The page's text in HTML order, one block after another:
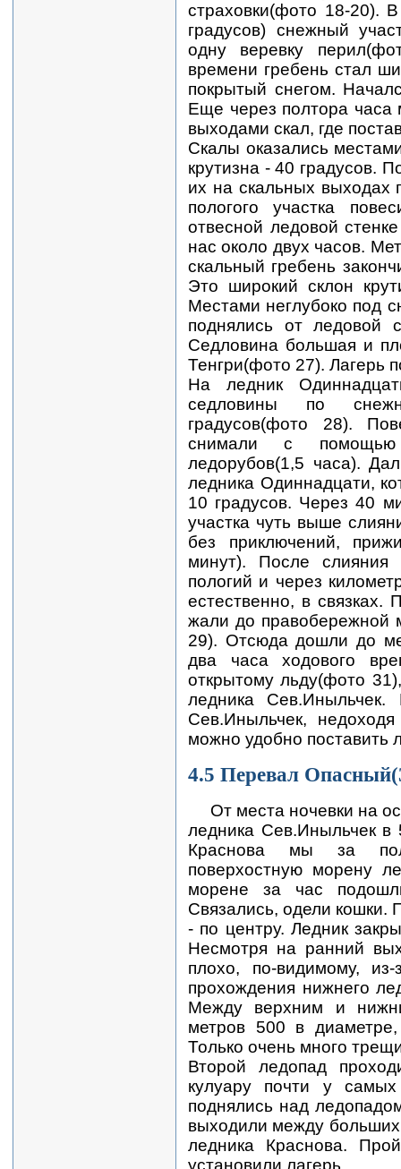
страховки(фото 18-20).
градусов) снежный
одну веревку
времени гребень стал
покрытый снегом.
Еще через полтора часа
выходами скал, где
Скалы оказались
крутизна - 40 градусов.
их на скальных выходах
пологого участка
отвесной ледовой
нас около двух часов.
скальный гребень
Это широкий склон
Местами неглубоко под
поднялись от ледовой
Седловина большая и
Тенгри(фото 27). Лагерь
На ледник
седловины по
градусов(фото 28).
снимали с помощью
ледорубов(1,5 часа).
ледника Одиннадцати,
10 градусов. Через 40
участка чуть выше
без приключений,
минут). После слияния
пологий и через
естественно, в
жали до правобережной
29). Отсюда дошли до
два часа ходового
открытому льду(фото
ледника
Сев.Иныльчек,
можно удобно поставить
4.5 Перевал
От места ночевки на
ледника Сев.Иныльчек
Краснова мы за
поверхостную морену
морене за час
Связались, одели кошки.
- по центру. Ледник
Несмотря на ранний
плохо, по-видимому,
прохождения нижнего
Между верхним и
метров 500 в
Только очень много
Второй ледопад
кулуару почти у
поднялись над
выходили между
ледника Краснова.
установили лагерь.